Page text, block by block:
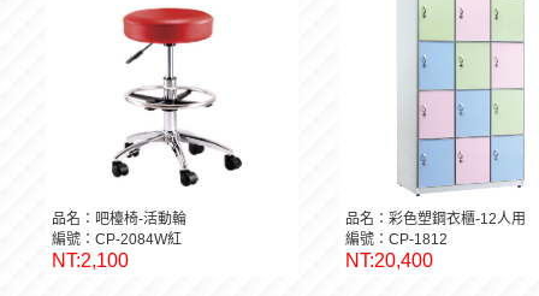
品名：吧檯椅-活動輪
編號：CP-2084W紅
NT:2,100
品名：彩色塑鋼衣櫃-12人用
編號：CP-1812
NT:20,400